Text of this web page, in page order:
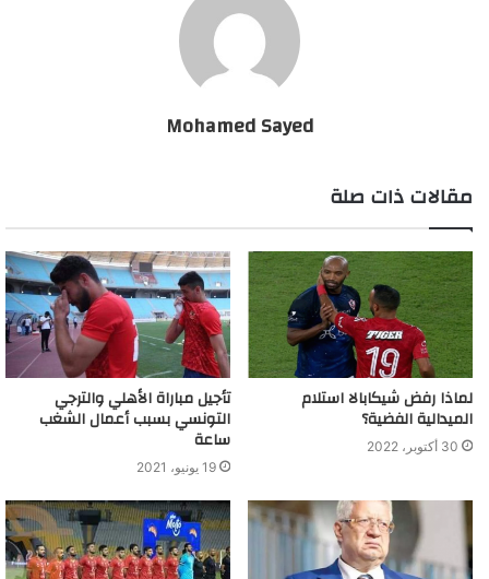
الرأس الأخضر، حيث فاز راقصو التانجو بثلاثة أهداف مقابل هدفين.
Mohamed Sayed
مقالات ذات صلة
لماذا رفض شيكابالا استلام
الميدالية الفضية؟
30 أكتوبر، 2022
تأجيل مباراة الأهلي والترجي
التونسي بسبب أعمال الشغب
ساعة
19 يونيو، 2021